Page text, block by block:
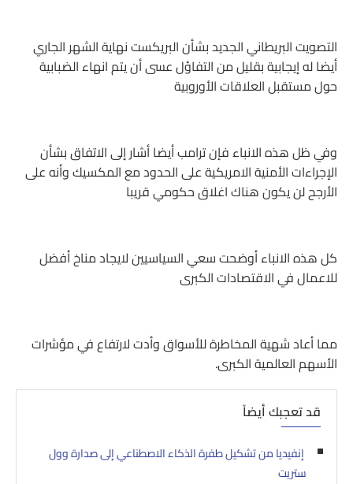
التصويت البريطاني الجديد بشأن البريكست نهاية الشهر الجاري
أيضا له إيجابية بقليل من التفاؤل عسى أن يتم انهاء الضبابية
حول مستقبل العلاقات الأوروبية
وفي ظل هذه الانباء فإن ترامب أيضا أشار إلى الاتفاق بشأن
الإجراءات الأمنية الامريكية على الحدود مع المكسيك وأنه على
الأرجح لن يكون هناك اغلاق حكومي قريبا
كل هذه الانباء أوضحت سعي السياسيين لايجاد مناخ أفضل
للاعمال في الاقتصادات الكبرى
مما أعاد شهية المخاطرة للأسواق وأدت لارتفاع في مؤشرات
الأسهم العالمية الكبرى.
قد تعجبك أيضاً
إنفيديا من تشكيل طفرة الذكاء الاصطناعي إلى صدارة وول
ستريت